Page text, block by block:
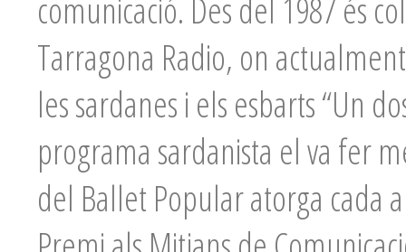
comunicació. Des del 1987 és
Tarragona Radio, on
les sardanes i els esbarts “Un
programa sardanista el va fer
del Ballet Popular atorga cada